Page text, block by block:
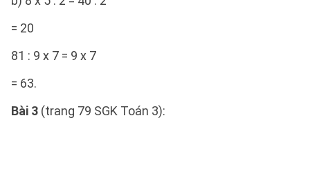
= 20
81 : 9 x 7 = 9 x 7
= 63.
Bài 3 (trang 79 SGK Toán 3):